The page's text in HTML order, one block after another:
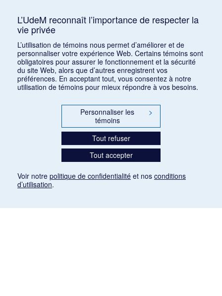
L’UdeM reconnaît l’importance de respecter la
vie privée
L’utilisation de témoins nous permet d’améliorer et de
personnaliser votre expérience Web. Certains témoins sont
obligatoires pour assurer le fonctionnement et la sécurité
du site Web, alors que d’autres enregistrent vos
préférences. En acceptant tout, vous consentez à notre
utilisation de témoins pour mieux répondre à vos besoins.
Personnaliser les
témoins
>
Tout refuser
Tout accepter
Voir notre politique de confidentialité et nos conditions
d’utilisation.